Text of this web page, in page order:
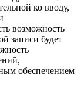
ко вводу,
возможность
записи будет
обеспечением